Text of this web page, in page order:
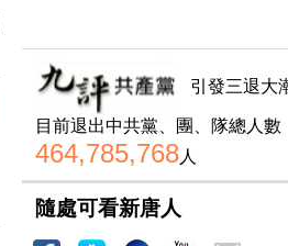
引發三退大
目前退出中共黨、團、隊總人數
464,785,768人
隨處可看新唐人